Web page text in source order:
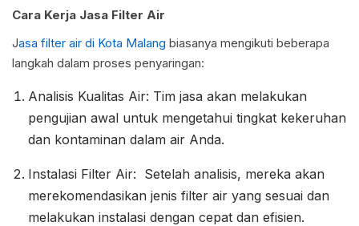
Cara Kerja Jasa Filter Air
Jasa filter air di Kota Malang biasanya mengikuti beberapa
langkah dalam proses penyaringan:
Analisis Kualitas Air: Tim jasa akan melakukan
pengujian awal untuk mengetahui tingkat kekeruhan
dan kontaminan dalam air Anda.
Instalasi Filter Air: Setelah analisis, mereka akan
merekomendasikan jenis filter air yang sesuai dan
melakukan instalasi dengan cepat dan efisien.